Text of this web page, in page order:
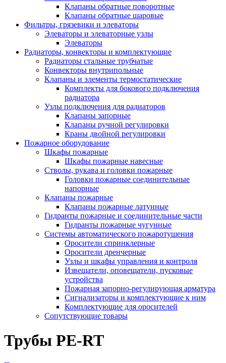
Клапаны обратные поворотные
Клапаны обратные шаровые
Фильтры, грязевики и элеваторы
Элеваторы и элеваторные узлы
Элеваторы
Радиаторы, конвекторы и комплектующие
Радиаторы стальные трубчатые
Конвекторы внутрипольные
Клапаны и элементы термостатические
Комплекты для бокового подключения
радиатора
Узлы подключения для радиаторов
Клапаны запорные
Клапаны ручной регулировки
Краны двойной регулировки
Пожарное оборудование
Шкафы пожарные
Шкафы пожарные навесные
Стволы, рукава и головки пожарные
Головки пожарные соединительные
напорные
Клапаны пожарные
Клапаны пожарные латунные
Гидранты пожарные и соединительные части
Гидранты пожарные чугунные
Системы автоматического пожаротушения
Оросители спринклерные
Оросители дренчерные
Узлы и шкафы управления и контроля
Извещатели, оповещатели, пусковые
устройства
Пожарная запорно-регулирующая арматура
Сигнализаторы и комплектующие к ним
Комплектующие для оросителей
Сопутствующие товары
Трубы PE-RT